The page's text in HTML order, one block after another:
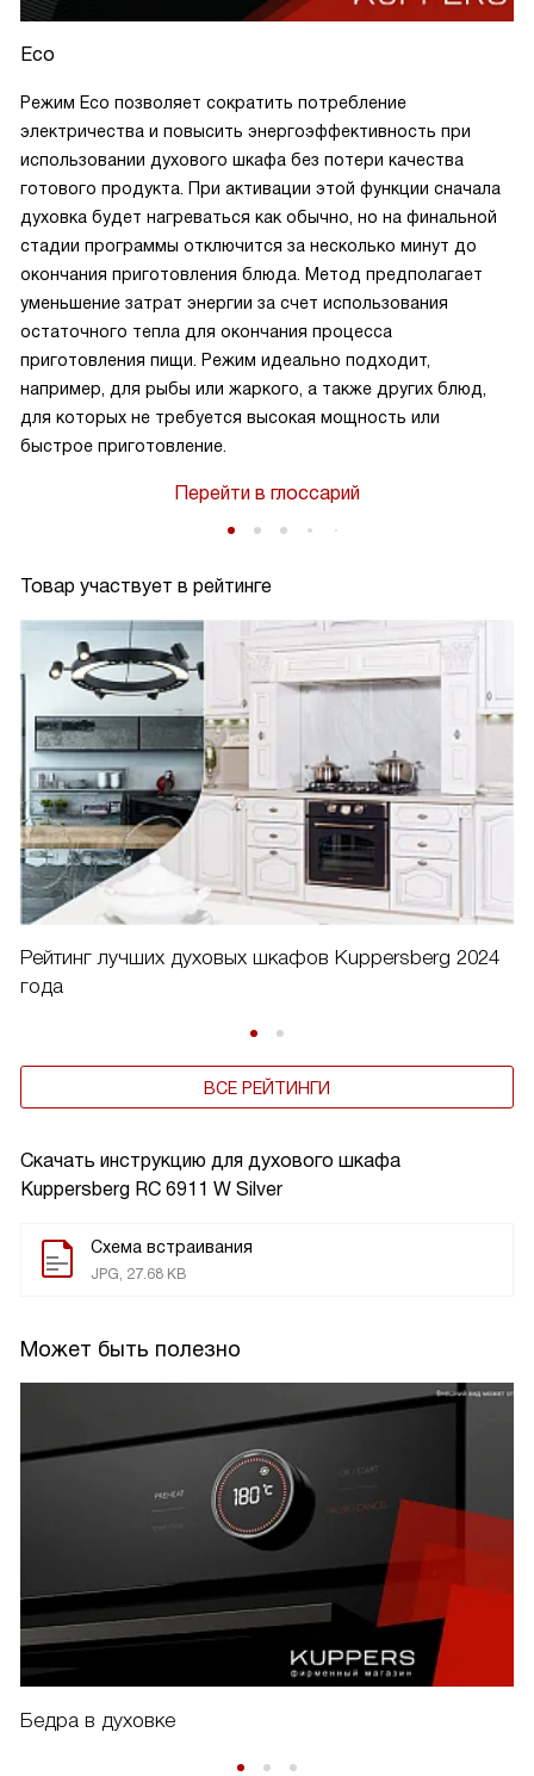
Скачать инструкцию для духового шкафа
Kuppersberg RC 6911 W Silver
Схема встраивания
JPG, 27.68 KB
Может быть полезно
Бедра в духовке
Eco
Режим Eco позволяет сократить потребление
электричества и повысить энергоэффективность при
использовании духового шкафа без потери качества
готового продукта. При активации этой функции сначала
духовка будет нагреваться как обычно, но на финальной
стадии программы отключится за несколько минут до
окончания приготовления блюда. Метод предполагает
уменьшение затрат энергии за счет использования
остаточного тепла для окончания процесса
приготовления пищи. Режим идеально подходит,
например, для рыбы или жаркого, а также других блюд,
для которых не требуется высокая мощность или
быстрое приготовление.
Перейти в глоссарий
Товар участвует в рейтинге
Рейтинг лучших духовых шкафов Kuppersberg 2024
года
ВСЕ РЕЙТИНГИ